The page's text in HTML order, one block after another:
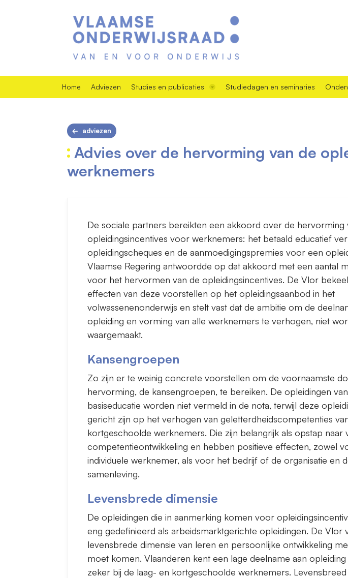
Home Adviezen Studies en publicaties Studiedagen en seminaries
adviezen
Advies over de hervorming van de
werknemers
De sociale partners bereikten een akkoord over de hervorming
opleidingsincentives voor werknemers: het betaald educatief
opleidingscheques en de aanmoedigingspremies voor een
Vlaamse Regering antwoordde op dat akkoord met een aantal
voor het hervormen van de opleidingsincentives. De Vlor
effecten van deze voorstellen op het opleidingsaanbod in het
volwassenenonderwijs en stelt vast dat de ambitie om de
opleiding en vorming van alle werknemers te verhogen, niet
waargemaakt.
Kansengroepen
Zo zijn er te weinig concrete voorstellen om de voornaamste
hervorming, de kansengroepen, te bereiken. De opleidingen
basiseducatie worden niet vermeld in de nota, terwijl deze
gericht zijn op het verhogen van geletterdheidscompetenties
kortgeschoolde werknemers. Die zijn belangrijk als opstap naar
competentieontwikkeling en hebben positieve effecten, zowel
individuele werknemer, als voor het bedrijf of de organisatie en
samenleving.
Levensbrede dimensie
De opleidingen die in aanmerking komen voor
eng gedefinieerd als arbeidsmarktgerichte opleidingen. De Vlor
levensbrede dimensie van leren en persoonlijke ontwikkeling
moet komen. Vlaanderen kent een lage deelname aan
zeker bij de laag- en kortgeschoolde werknemers.